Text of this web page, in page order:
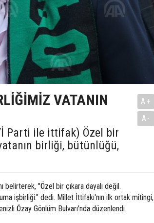
VATANIN
Parti ile ittifak) Özel bir
birliği, bütünlüğü,
A+
A-
belirterek, "Özel bir çıkara dayalı değil.
işbirliği." dedi. Millet İttifakı'nın ilk ortak mitingi,
Özay Gönlüm Bulvarı'nda düzenlendi.